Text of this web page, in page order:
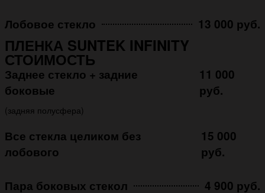
Лобовое стекло 13 000 руб.
ПЛЕНКА SUNTEK INFINITY
СТОИМОСТЬ
Заднее стекло + задние
боковые
11 000
руб.
(задняя полусфера)
Все стекла целиком без
лобового
15 000
руб.
Пара боковых стекол 4 900 руб.